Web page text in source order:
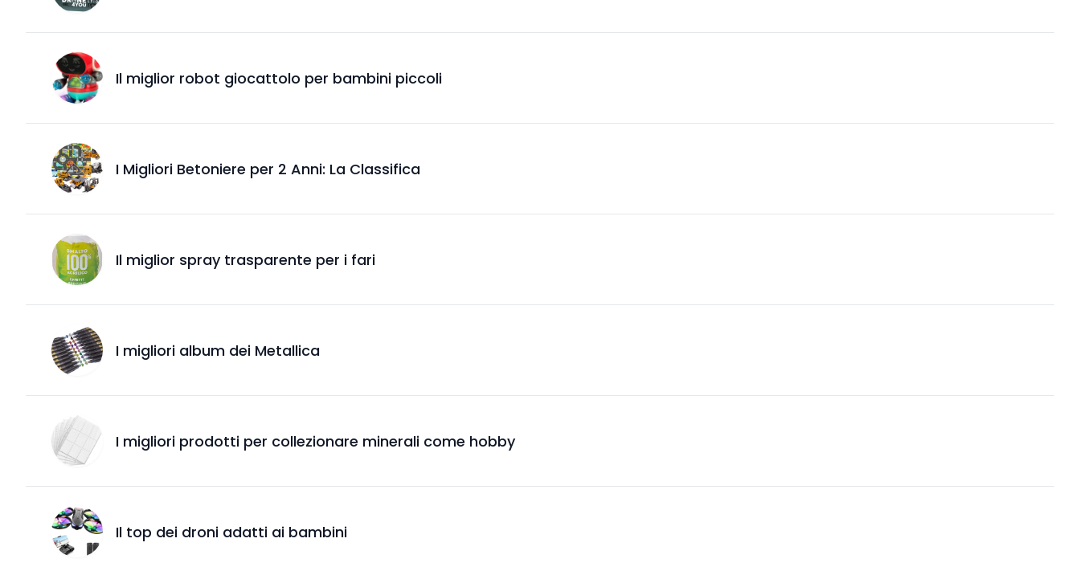
Il miglior robot giocattolo per bambini piccoli
I Migliori Betoniere per 2 Anni: La Classifica
Il miglior spray trasparente per i fari
I migliori album dei Metallica
I migliori prodotti per collezionare minerali come hobby
Il top dei droni adatti ai bambini